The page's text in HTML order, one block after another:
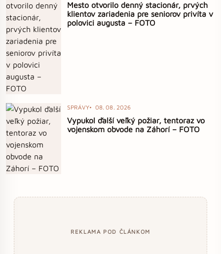
Mesto otvorilo denný stacionár, prvých
klientov zariadenia pre seniorov privíta v
polovici augusta – FOTO
SPRÁVY 08. 08. 2026
Vypukol ďalší veľký požiar, tentoraz vo
vojenskom obvode na Záhorí – FOTO
REKLAMA POD ČLÁNKOM